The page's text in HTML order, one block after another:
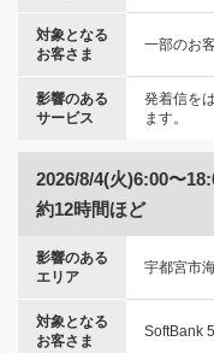
対象となる
お客さま
一部のお
影響のある
サービス
発着信を
ます。
2026/8/4(火)6:00〜
約12時間ほど
影響のある
エリア
宇都宮市
対象となる
お客さま
SoftBank